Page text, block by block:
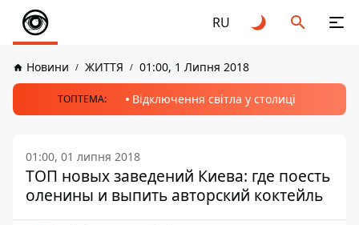
RU
Новини ЖИТТЯ 01:00, 1 Липня 2018
ТОПТЕМА: Відключення світла у столиці
01:00, 01 липня 2018
ТОП новых заведений Киева: где поесть
оленины и выпить авторский коктейль